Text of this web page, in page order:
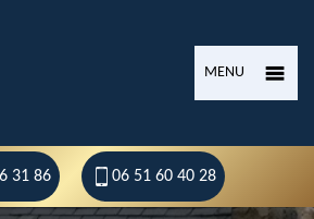
MENU
31 86 06 51 60 40 28